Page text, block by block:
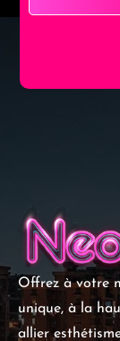
Offrez à votre
unique, à la
allier